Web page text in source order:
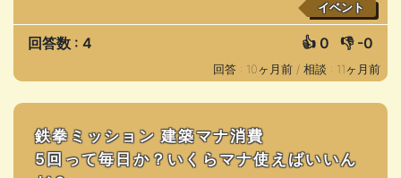
イベント
回答数 : 4 👍 0 👎 -0
回答 : 10ヶ月前 / 相談 : 11ヶ月前
鉄拳ミッション 建築マナ消費
5回って毎日か？いくらマナ使えばいいん